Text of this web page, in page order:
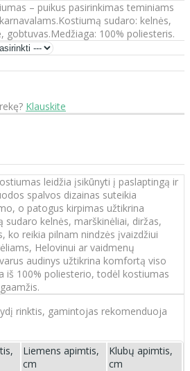
– puikus pasirinkimas teminiams
sudaro: kelnės,
gobtuvas.Medžiaga: 100% poliesteris.
Klauskite
leidžia įsikūnyti į paslaptingą ir
spalvos dizainas suteikia
o patogus kirpimas užtikrina
sudaro kelnės, marškinėliai, diržas,
ko reikia pilnam nindzės įvaizdžiui
Helovinui ar vaidmenų
audinys užtikrina komfortą viso
iš 100% poliesterio, todėl kostiumas
rinktis, gamintojas rekomenduoja
Liemens apimtis,
cm
Klubų apimtis,
cm